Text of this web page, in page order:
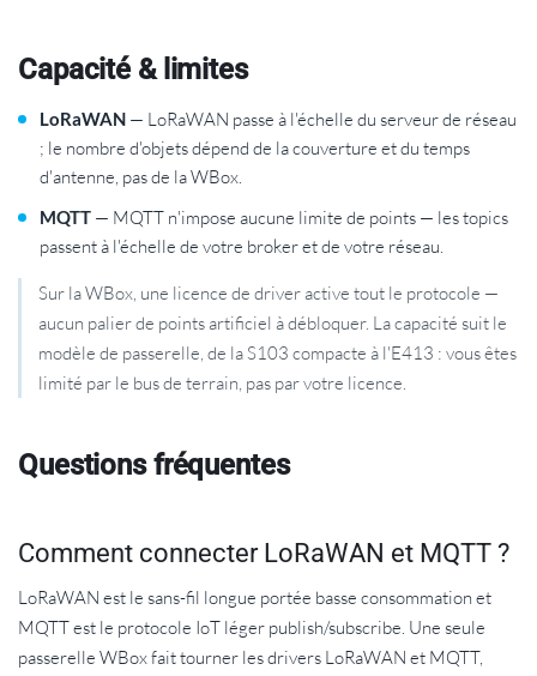
Capacité & limites
LoRaWAN — LoRaWAN passe à l'échelle du serveur de réseau
; le nombre d'objets dépend de la couverture et du temps
d'antenne, pas de la WBox.
MQTT — MQTT n'impose aucune limite de points — les topics
passent à l'échelle de votre broker et de votre réseau.
Sur la WBox, une licence de driver active tout le protocole —
aucun palier de points artificiel à débloquer. La capacité suit le
modèle de passerelle, de la S103 compacte à l'E413 : vous êtes
limité par le bus de terrain, pas par votre licence.
Questions fréquentes
Comment connecter LoRaWAN et MQTT ?
LoRaWAN est le sans-fil longue portée basse consommation et
MQTT est le protocole IoT léger publish/subscribe. Une seule
passerelle WBox fait tourner les drivers LoRaWAN et MQTT,